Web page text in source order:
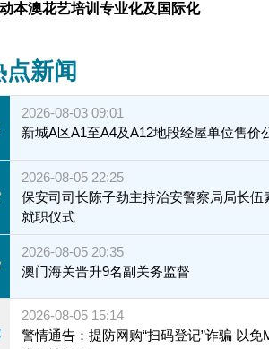
动本澳花艺培训专业化及国际化
点新闻
2026-08-03 09:01
新城A区A1至A4及A12地段经屋单位售价
2026-08-05 22:25
保安司司长陈子劲主持治安警察局局长伍
就职仪式
2026-08-05 20:35
澳门海关晋升9名副关务监督
2026-08-05 15:14
警情通告：提防网购“扫码登记”诈骗 以免